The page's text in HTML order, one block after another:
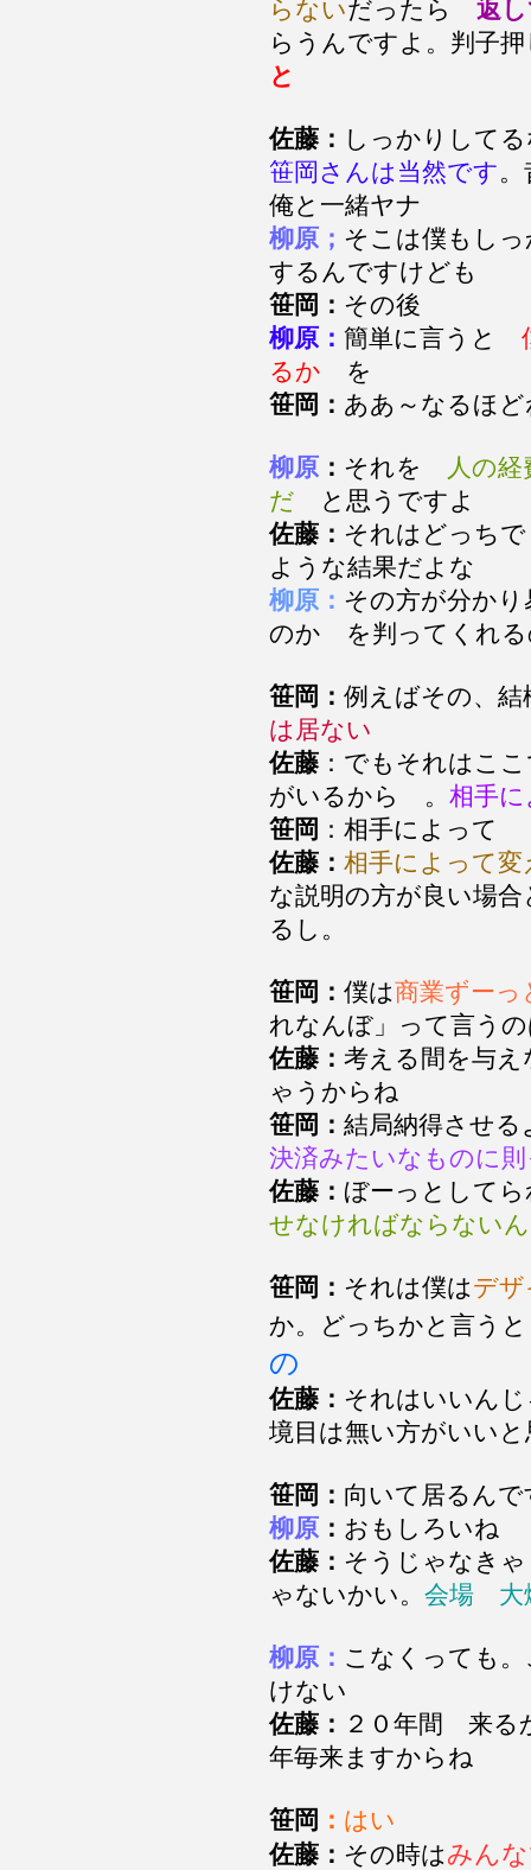
らないだったら 返
らうんですよ。判子
と
佐藤： しっかりして
笹岡さんは当然です。
俺と一緒ヤナ
柳原； そこは僕もし
するんですけども
笹岡： その後
柳原： 簡単に言うと
るか を
笹岡： ああ～なるほ
柳原 ： それを
人の
だ と思うですよ
佐藤： それはどっち
ような結果だよな
柳原： その方が分か
のか を判ってくれ
笹岡： 例えばその、
は居ない
佐藤 ：でもそれはこ
がいるから 。 相手
笹岡 ：相手によって
佐藤： 相手によって
な説明の方が良い場
るし。
笹岡： 僕は商業ずー
れなんぼ」って言う
佐藤： 考える間を与
ゃうからね
笹岡： 結局納得させ
決済みたいなものに
佐藤： ぼーっとして
せなければならない
笹岡： それは僕はデ
か。どっちかと言う
の
佐藤： それはいいん
境目は無い方がいい
笹岡： 向いて居るんで
柳原 ： おもしろい
佐藤： そうじゃなき
ゃないかい。 会場 大
柳原： こなくっても
けない
佐藤： ２０年間 来
年毎来ますからね
笹岡 ： はい
佐藤： その時はみん